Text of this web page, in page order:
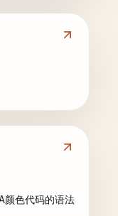
颜色代码的语法